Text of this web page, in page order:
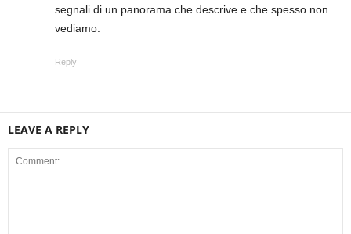
segnali di un panorama che descrive e che spesso non
vediamo.
Reply
LEAVE A REPLY